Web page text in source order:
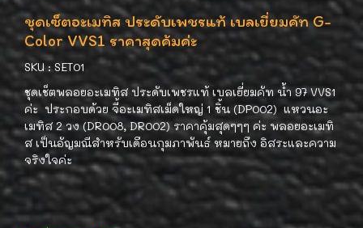
ชุดเซ็ตอะเมทิส ประดับเพชรแท้ เบลเยี่ยมคัท G-
Color VVS1 ราคาสุดค้มค่ะ
SKU : SET01
ชุดเช็ตพลอยอะเมทิส ประดับเพชรแท้ เบลเยี่ยมคัท น้ำ 97 VVS1
ค่ะ ประกอบด้วย จี้อะเมทิสเม็ดใหญ่ 1 ชิ้น (DP002) แหวนอะ
เมทิส 2 วง (DR008, DR002) ราคาคุ้มสุดๆๆๆ ค่ะ พลอยอะเมทิ
ส เป็นอัญมณีสำหรับเดือนกุมภาพันธ์ หมายถึง อิสระและความ
จริงใจค่ะ